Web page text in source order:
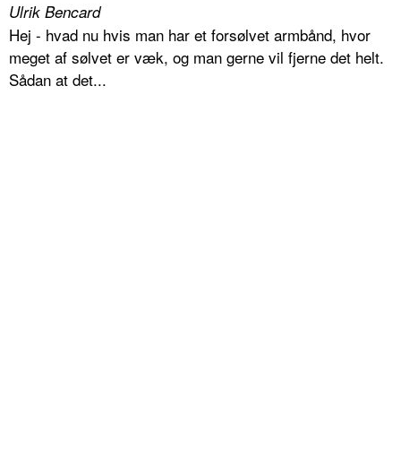
Ulrik Bencard
Hej - hvad nu hvis man har et forsølvet armbånd, hvor
meget af sølvet er væk, og man gerne vil fjerne det helt.
Sådan at det...